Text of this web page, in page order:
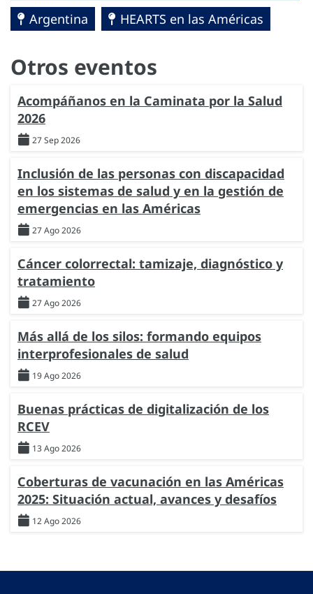
Argentina
HEARTS en las Américas
Otros eventos
Acompáñanos en la Caminata por la Salud
2026
27 Sep 2026
Inclusión de las personas con discapacidad
en los sistemas de salud y en la gestión de
emergencias en las Américas
27 Ago 2026
Cáncer colorrectal: tamizaje, diagnóstico y
tratamiento
27 Ago 2026
Más allá de los silos: formando equipos
interprofesionales de salud
19 Ago 2026
Buenas prácticas de digitalización de los
RCEV
13 Ago 2026
Coberturas de vacunación en las Américas
2025: Situación actual, avances y desafíos
12 Ago 2026